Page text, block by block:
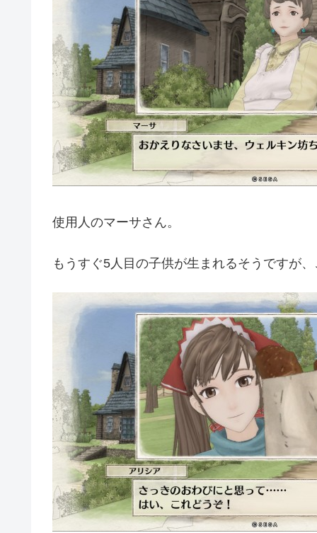
使用人のマーサさん。
もうすぐ5人目の子供が生まれるそうですが